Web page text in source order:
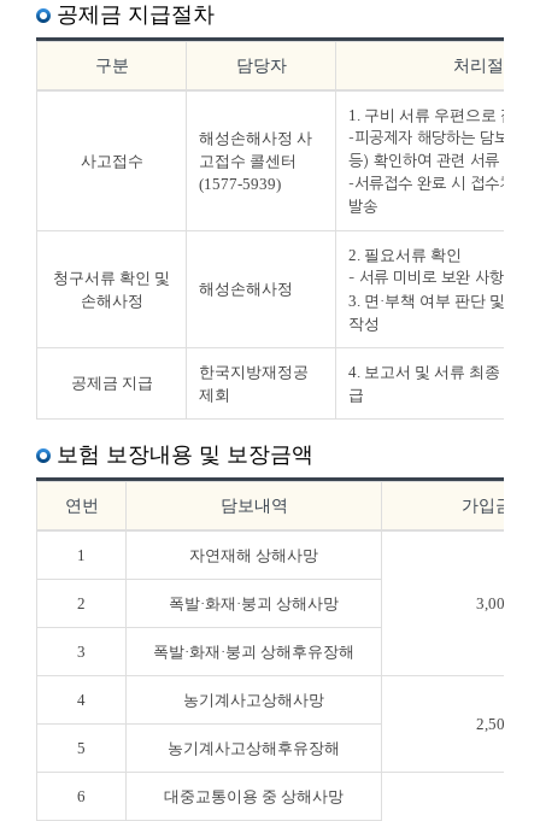
공제금 지급절차
구분 담당자 처리절차
사고접수
해성손해사정 사
고접수 콜센터
(1577-5939)
1. 구비 서류 우편으로 접수
-피공제자 해당하는 담보(사
등) 확인하여 관련 서류 구비
-서류접수 완료 시 접수처에
발송
청구서류 확인 및
손해사정
해성손해사정
2. 필요서류 확인
– 서류 미비로 보완 사항 발
3. 면·부책 여부 판단 및 손
작성
공제금 지급
한국지방재정공
제회
4. 보고서 및 서류 최종 검토
급
보험 보장내용 및 보장금액
연번 담보내역 가입금액(
1 자연재해 상해사망
3,000만
2 폭발·화재·붕괴 상해사망
3 폭발·화재·붕괴 상해후유장해
4
농기계사고상해사망
2,500만
5
농기계사고상해후유장해
6 대중교통이용 중 상해사망